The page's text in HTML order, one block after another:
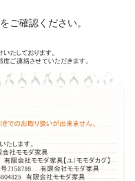
をご確認ください。